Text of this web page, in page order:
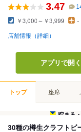
3.47
￥3,000～￥3,999 -
店舗情報（詳細）
アプリで開く
トップ 座席
貯まる
30種の樽生クラフトビ